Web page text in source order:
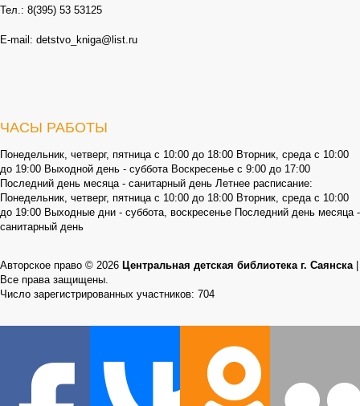
Тел.: 8(395) 53 53125
E-mail: detstvo_kniga@list.ru
ЧАСЫ РАБОТЫ
Понедельник, четверг, пятница с 10:00 до 18:00 Вторник, среда с 10:00
до 19:00 Выходной день - суббота Воскресенье с 9:00 до 17:00
Последний день месяца - санитарный день Летнее расписание:
Понедельник, четверг, пятница с 10:00 до 18:00 Вторник, среда с 10:00
до 19:00 Выходные дни - суббота, воскресенье Последний день месяца -
санитарный день
Авторское право © 2026 Центральная детская библиотека г. Саянска |
Все права защищены.
Число зарегистрированных участников: 704